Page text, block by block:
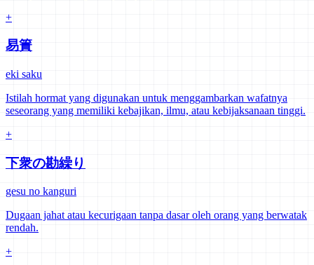
+
易簀
eki saku
Istilah hormat yang digunakan untuk menggambarkan wafatnya
seseorang yang memiliki kebajikan, ilmu, atau kebijaksanaan tinggi.
+
下衆の勘繰り
gesu no kanguri
Dugaan jahat atau kecurigaan tanpa dasar oleh orang yang berwatak
rendah.
+